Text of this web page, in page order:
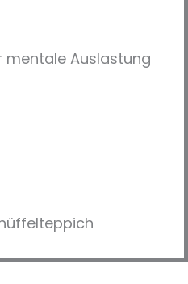
mentale Auslastung